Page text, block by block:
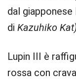
dal
di Kazuhiko
Lupin III è
rossa con